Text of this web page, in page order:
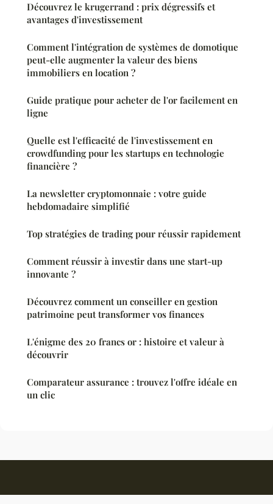
Découvrez le krugerrand : prix dégressifs et
avantages d'investissement
Comment l'intégration de systèmes de domotique
peut-elle augmenter la valeur des biens
immobiliers en location ?
Guide pratique pour acheter de l'or facilement en
ligne
Quelle est l'efficacité de l'investissement en
crowdfunding pour les startups en technologie
financière ?
La newsletter cryptomonnaie : votre guide
hebdomadaire simplifié
Top stratégies de trading pour réussir rapidement
Comment réussir à investir dans une start-up
innovante ?
Découvrez comment un conseiller en gestion
patrimoine peut transformer vos finances
L'énigme des 20 francs or : histoire et valeur à
découvrir
Comparateur assurance : trouvez l'offre idéale en
un clic
Finances 2024